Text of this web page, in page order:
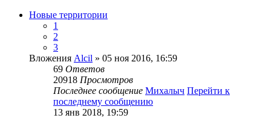
Новые территории
1
2
3
Вложения Alcil » 05 ноя 2016, 16:59
69 Ответов
20918 Просмотров
Последнее сообщение Михалыч Перейти к
последнему сообщению
13 янв 2018, 19:59